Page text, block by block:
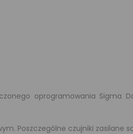
oprogramowania
Poszczególne czujniki zasilane